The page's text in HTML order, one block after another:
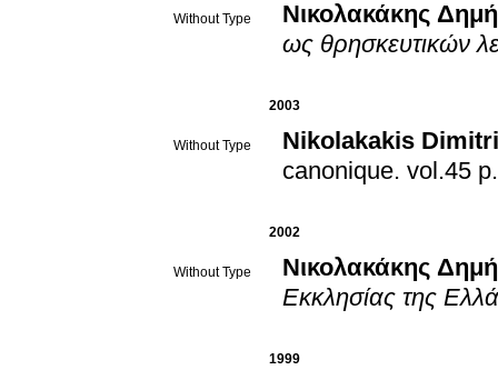
Without Type
Νικολακάκης
ως θρησκευτικών
2003
Without Type
Nikolakakis
canonique.
2002
Without Type
Νικολακάκης
Εκκλησίας της
1999